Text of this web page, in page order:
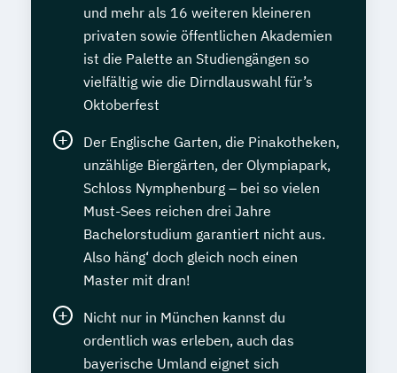
und mehr als 16 weiteren kleineren
privaten sowie öffentlichen Akademien
ist die Palette an Studiengängen so
vielfältig wie die Dirndlauswahl für’s
Oktoberfest
Der Englische Garten, die Pinakotheken,
unzählige Biergärten, der Olympiapark,
Schloss Nymphenburg – bei so vielen
Must-Sees reichen drei Jahre
Bachelorstudium garantiert nicht aus.
Also häng‘ doch gleich noch einen
Master mit dran!
Nicht nur in München kannst du
ordentlich was erleben, auch das
bayerische Umland eignet sich